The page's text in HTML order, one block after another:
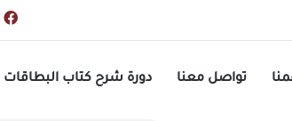
تواصل معنا دورة شرح كتاب البطاقات